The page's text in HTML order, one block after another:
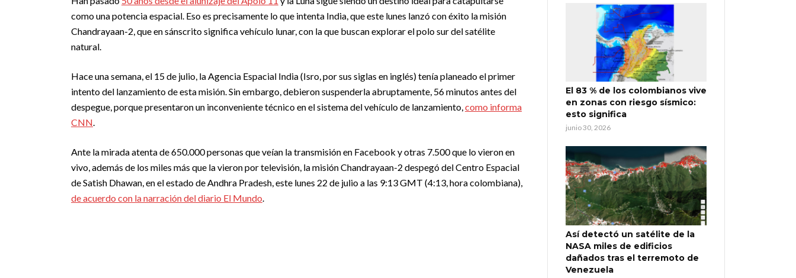
como una potencia espacial. Eso es precisamente lo que intenta India, que este lunes lanzó con éxito la misión
Chandrayaan-2, que en sánscrito significa vehículo lunar, con la que buscan explorar el polo sur del satélite
natural.
Hace una semana, el 15 de julio, la Agencia Espacial India (Isro, por sus siglas en inglés) tenía planeado el primer
intento del lanzamiento de esta misión. Sin embargo, debieron suspenderla abruptamente, 56 minutos antes del
despegue, porque presentaron un inconveniente técnico en el sistema del vehículo de lanzamiento,como informa
CNN.
Ante la mirada atenta de 650.000 personas que veían la transmisión en Facebook y otras 7.500 que lo vieron en
vivo, además de los miles más que la vieron por televisión, la misión Chandrayaan-2 despegó del Centro Espacial
de Satish Dhawan, en el estado de Andhra Pradesh, este lunes 22 de julio a las 9:13 GMT (4:13, hora colombiana),
de acuerdo con la narración del diario El Mundo.
El 83 % de los colombianos vive
en zonas con riesgo sísmico:
esto significa
junio 30, 2026
Así detectó un satélite de la
NASA miles de edificios
dañados tras el terremoto de
Venezuela